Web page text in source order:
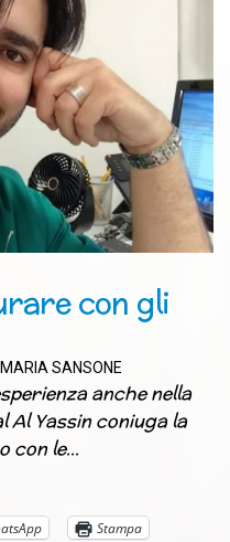
con gli
SANSONE
anche nella
Al Yassin coniuga la
con le…
Stampa